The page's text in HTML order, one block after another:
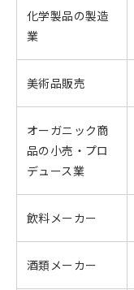
化学製品の製造
業
美術品販売
オーガニック商
品の小売・プロ
デュース業
飲料メーカー
酒類メーカー